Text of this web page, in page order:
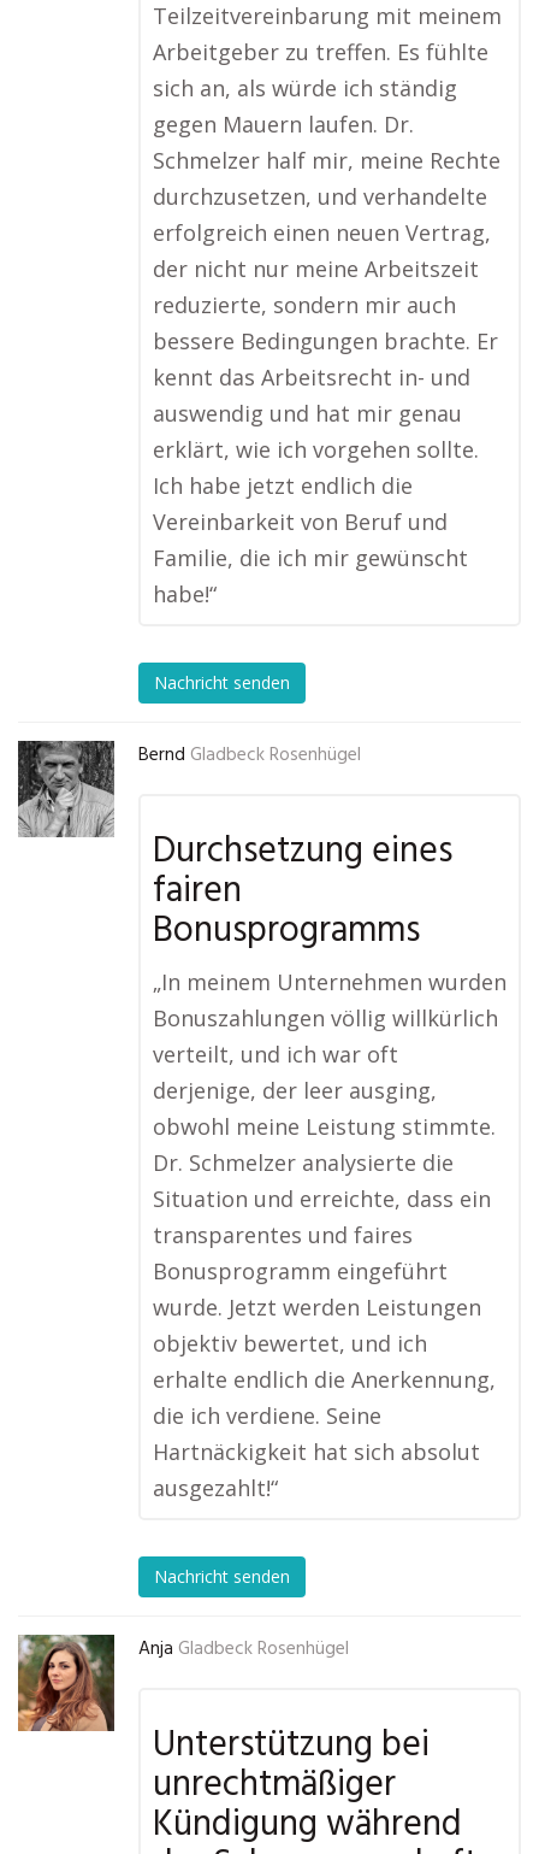
Teilzeitvereinbarung mit meinem
Arbeitgeber zu treffen. Es fühlte
sich an, als würde ich ständig
gegen Mauern laufen. Dr.
Schmelzer half mir, meine Rechte
durchzusetzen, und verhandelte
erfolgreich einen neuen Vertrag,
der nicht nur meine Arbeitszeit
reduzierte, sondern mir auch
bessere Bedingungen brachte. Er
kennt das Arbeitsrecht in- und
auswendig und hat mir genau
erklärt, wie ich vorgehen sollte.
Ich habe jetzt endlich die
Vereinbarkeit von Beruf und
Familie, die ich mir gewünscht
habe!“
Nachricht senden
Bernd Gladbeck Rosenhügel
Durchsetzung eines
fairen
Bonusprogramms
„In meinem Unternehmen wurden
Bonuszahlungen völlig willkürlich
verteilt, und ich war oft
derjenige, der leer ausging,
obwohl meine Leistung stimmte.
Dr. Schmelzer analysierte die
Situation und erreichte, dass ein
transparentes und faires
Bonusprogramm eingeführt
wurde. Jetzt werden Leistungen
objektiv bewertet, und ich
erhalte endlich die Anerkennung,
die ich verdiene. Seine
Hartnäckigkeit hat sich absolut
ausgezahlt!“
Nachricht senden
Anja Gladbeck Rosenhügel
Unterstützung bei
unrechtmäßiger
Kündigung während